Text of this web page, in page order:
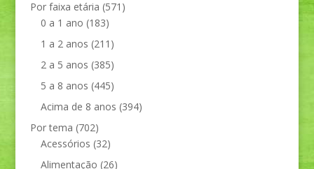
Por faixa etária (571)
0 a 1 ano (183)
1 a 2 anos (211)
2 a 5 anos (385)
5 a 8 anos (445)
Acima de 8 anos (394)
Por tema (702)
Acessórios (32)
Alimentação (26)